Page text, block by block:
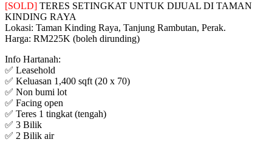
[SOLD] TERES SETINGKAT UNTUK DIJUAL DI TAMAN
KINDING RAYA
Lokasi: Taman Kinding Raya, Tanjung Rambutan, Perak.
Harga: RM225K (boleh dirunding)
Info Hartanah:
✅ Leasehold
✅ Keluasan 1,400 sqft (20 x 70)
✅ Non bumi lot
✅ Facing open
✅ Teres 1 tingkat (tengah)
✅ 3 Bilik
✅ 2 Bilik air